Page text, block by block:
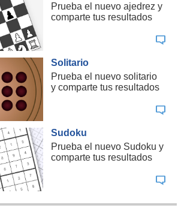
Prueba el nuevo ajedrez y
comparte tus resultados
Solitario
Prueba el nuevo solitario
y comparte tus resultados
Sudoku
Prueba el nuevo Sudoku y
comparte tus resultados